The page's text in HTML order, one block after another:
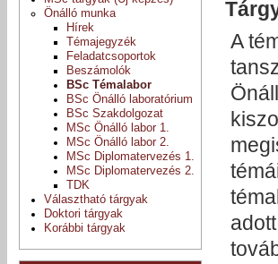
A
Önálló munka
Hírek
Témajegyzék
Feladatcsoportok
Beszámolók
BSc Témalabor
BSc Önálló laboratórium
BSc Szakdolgozat
MSc Önálló labor 1.
MSc Önálló labor 2.
MSc Diplomatervezés 1.
MSc Diplomatervezés 2.
TDK
Választható tárgyak
Doktori tárgyak
Korábbi tárgyak